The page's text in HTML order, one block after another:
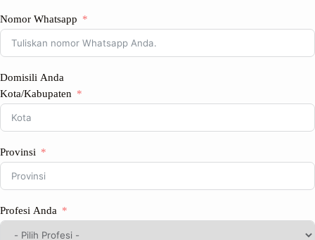
Nomor Whatsapp
Domisili Anda
Kota/Kabupaten
Provinsi
Profesi Anda